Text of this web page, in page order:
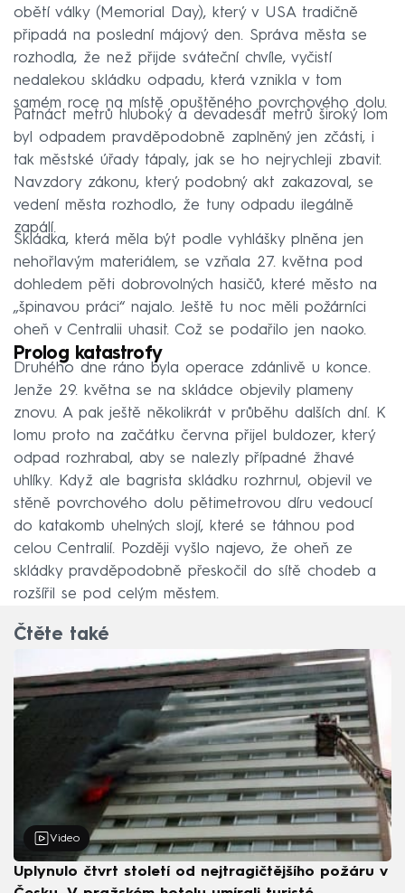
obětí války (Memorial Day), který v USA tradičně
připadá na poslední májový den. Správa města se
rozhodla, že než přijde sváteční chvíle, vyčistí
nedalekou skládku odpadu, která vznikla v tom
samém roce na místě opuštěného povrchového dolu.
Patnáct metrů hluboký a devadesát metrů široký lom
byl odpadem pravděpodobně zaplněný jen zčásti, i
tak městské úřady tápaly, jak se ho nejrychleji zbavit.
Navzdory zákonu, který podobný akt zakazoval, se
vedení města rozhodlo, že tuny odpadu ilegálně
zapálí.
Skládka, která měla být podle vyhlášky plněna jen
nehořlavým materiálem, se vzňala 27. května pod
dohledem pěti dobrovolných hasičů, které město na
„špinavou práci“ najalo. Ještě tu noc měli požárníci
oheň v Centralii uhasit. Což se podařilo jen naoko.
Prolog katastrofy
Druhého dne ráno byla operace zdánlivě u konce.
Jenže 29. května se na skládce objevily plameny
znovu. A pak ještě několikrát v průběhu dalších dní. K
lomu proto na začátku června přijel buldozer, který
odpad rozhrabal, aby se nalezly případné žhavé
uhlíky. Když ale bagrista skládku rozhrnul, objevil ve
stěně povrchového dolu pětimetrovou díru vedoucí
do katakomb uhelných slojí, které se táhnou pod
celou Centralií. Později vyšlo najevo, že oheň ze
skládky pravděpodobně přeskočil do sítě chodeb a
rozšířil se pod celým městem.
Čtěte také
Video
Uplynulo čtvrt století od nejtragičtějšího požáru v